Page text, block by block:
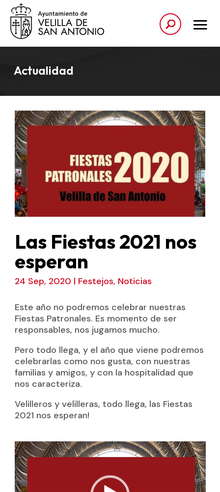
Actualidad
Las Fiestas 2021 nos
esperan
24 Sep, 2020 | Festejos, Noticias
Este año no podremos celebrar nuestras
Fiestas Patronales. Es momento de ser
responsables, nos jugamos mucho.
Pero todo llega, y el año que viene podremos
celebrarlas como nos gusta, con nuestras
familias y amigos, y con la hospitalidad que
nos caracteriza.
Velilleros y velilleras, todo llega, las Fiestas
2021 nos esperan!
Reproductor
de
vídeo